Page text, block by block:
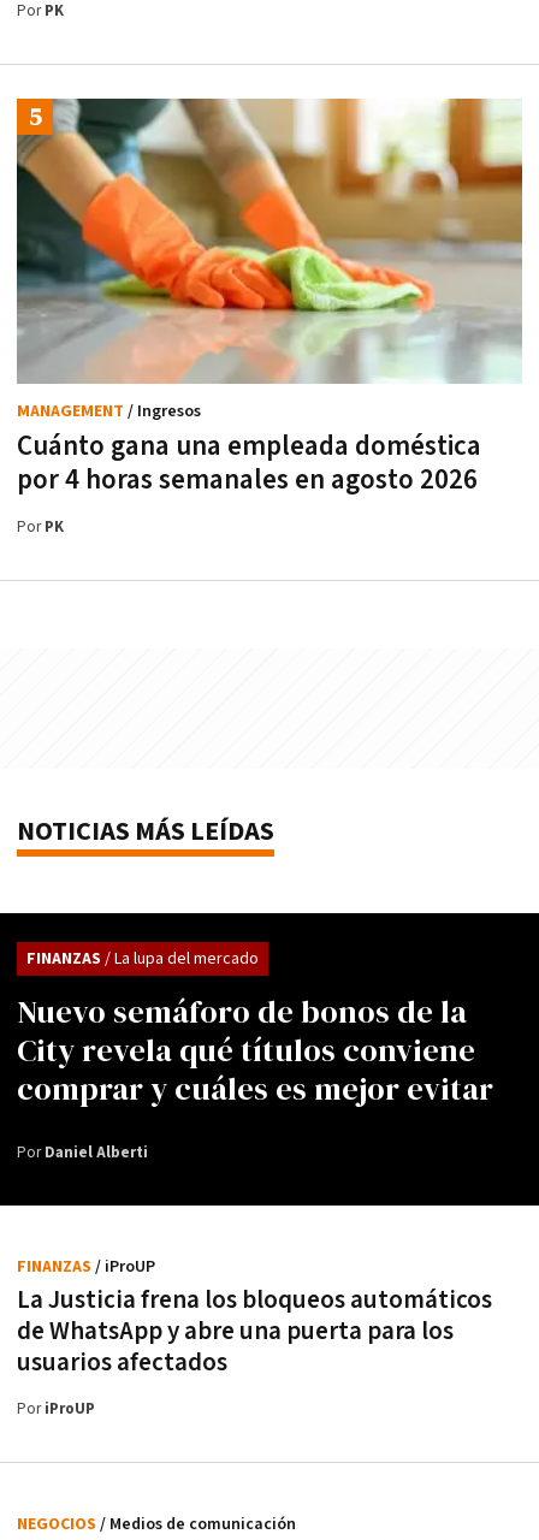
PorPK
Cuánto gana una empleada doméstica
por 4 horas semanales en agosto 2026
MANAGEMENT / Ingresos
PorPK
NOTICIAS MÁS LEÍDAS
Nuevo semáforo de bonos de la
City revela qué títulos conviene
comprar y cuáles es mejor evitar
FINANZAS / La lupa del mercado
PorDaniel Alberti
La Justicia frena los bloqueos automáticos
de WhatsApp y abre una puerta para los
usuarios afectados
FINANZAS / iProUP
PoriProUP
NEGOCIOS / Medios de comunicación